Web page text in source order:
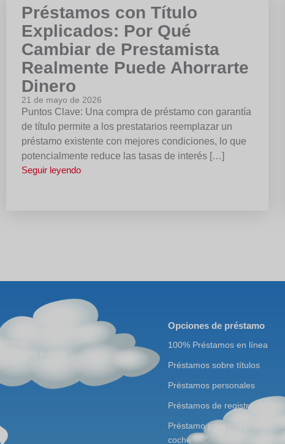
Préstamos con Título
Explicados: Por Qué
Cambiar de Prestamista
Realmente Puede Ahorrarte
Dinero
21 de mayo de 2026
Puntos Clave: Una compra de préstamo con garantía
de título permite a los prestatarios reemplazar un
préstamo existente con mejores condiciones, lo que
potencialmente reduce las tasas de interés […]
Seguir leyendo
o en la
Opciones de préstamo
100% Préstamos en línea
Préstamos sobre títulos
Préstamos personales
Préstamos de registro
Préstamo para comprar un
coche